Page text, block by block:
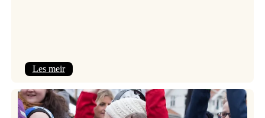
Les meir:
2026
–